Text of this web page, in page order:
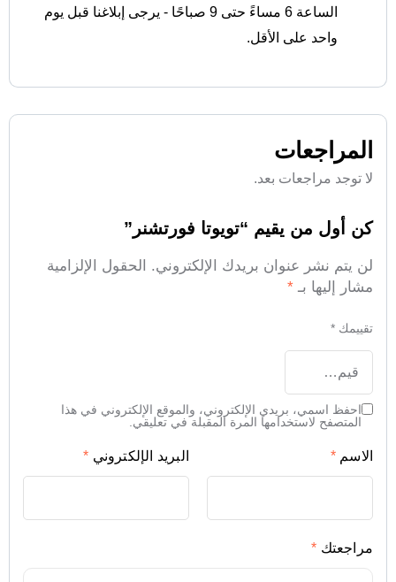
الساعة 6 مساءً حتى 9 صباحًا - يرجى إبلاغنا قبل يوم
واحد على الأقل.
المراجعات
لا توجد مراجعات بعد.
كن أول من يقيم “تويوتا فورتشنر”
لن يتم نشر عنوان بريدك الإلكتروني.
الحقول الإلزامية
مشار إليها بـ *
تقييمك *
مراجعتك *
الاسم * البريد الإلكتروني *
احفظ اسمي، بريدي الإلكتروني، والموقع الإلكتروني في هذا
المتصفح لاستخدامها المرة المقبلة في تعليقي.